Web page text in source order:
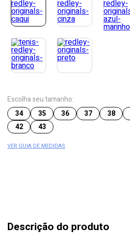
Escolha seu tamanho:
34
35 36 37 38
42
43
VER GUIA DE MEDIDAS
Descrição do produto